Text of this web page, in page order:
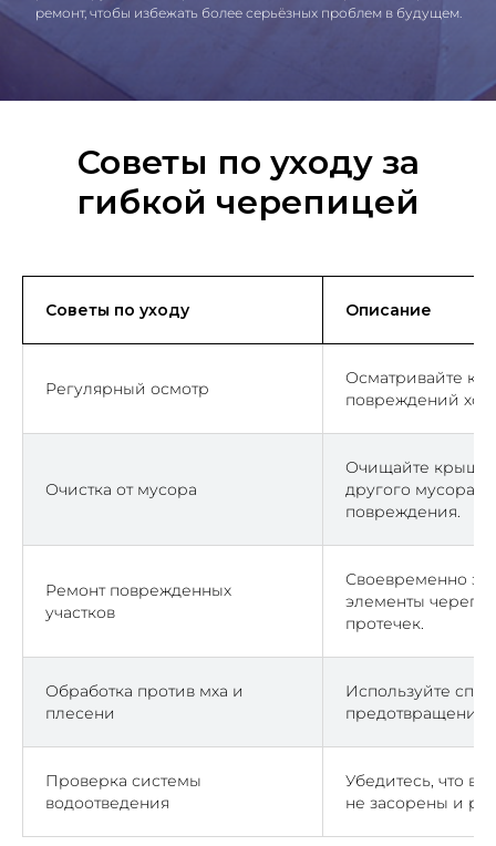
ремонт, чтобы избежать более серьёзных проблем в будущем.
Советы по уходу за
гибкой черепицей
Советы по уходу Описание
Регулярный осмотр
Осматривайте
повреждений
Очистка от мусора
Очищайте крышу
другого мусора,
повреждения.
Ремонт поврежденных
участков
Своевременно
элементы
протечек.
Обработка против мха и
плесени
Используйте
предотвращения
Проверка системы
водоотведения
Убедитесь, что
не засорены и